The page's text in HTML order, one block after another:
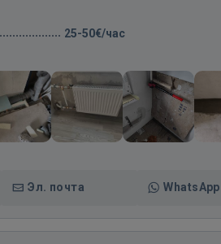
25-50€/час
Эл. почта WhatsApp